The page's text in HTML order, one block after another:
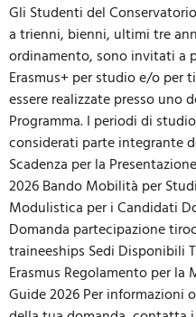
Gli Studenti del
a trienni, bienni, ultimi tre
ordinamento, sono invitati a
Erasmus+ per studio e/o per
essere realizzate presso uno
Programma. I periodi di
considerati parte integrante
Scadenza per la
2026 Bando Mobilità per
Modulistica per i Candidati
Domanda partecipazione
traineeships Sedi Disponibili
Erasmus Regolamento per la
Guide 2026 Per informazioni